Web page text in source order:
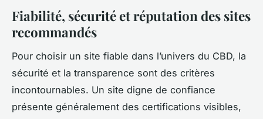
Fiabilité, sécurité et réputation des sites
recommandés
Pour choisir un site fiable dans l’univers du CBD, la
sécurité et la transparence sont des critères
incontournables. Un site digne de confiance
présente généralement des certifications visibles,